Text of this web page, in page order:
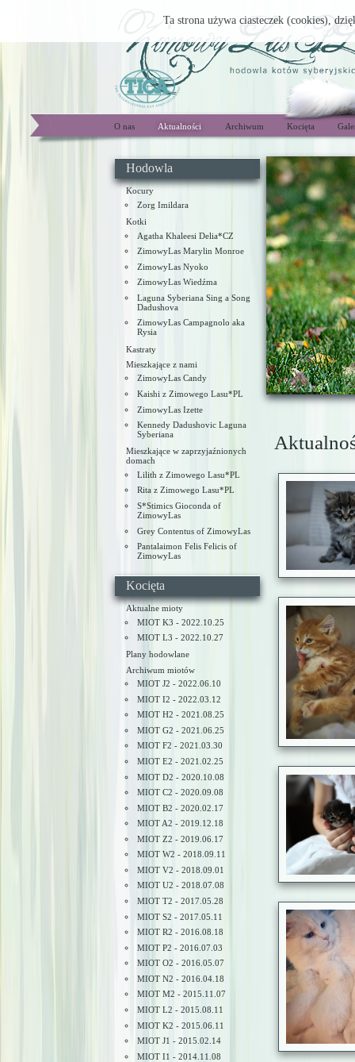
O nas Aktualności Archiwum Kocięta
Hodowla
Kocury
Zorg Imildara
Kotki
Agatha Khaleesi Delia*CZ
ZimowyLas Marylin Monroe
ZimowyLas Nyoko
ZimowyLas Wiedźma
Laguna Syberiana Sing a Song
Dadushova
ZimowyLas Campagnolo aka
Rysia
Kastraty
Mieszkające z nami
ZimowyLas Candy
Kaishi z Zimowego Lasu*PL
ZimowyLas Izette
Kennedy Dadushovic Laguna
Syberiana
Mieszkające w zaprzyjaźnionych
domach
Lilith z Zimowego Lasu*PL
Rita z Zimowego Lasu*PL
S*Stimics Gioconda of
ZimowyLas
Grey Contentus of ZimowyLas
Pantalaimon Felis Felicis of
ZimowyLas
Kocięta
Aktualne mioty
MIOT K3 - 2022.10.25
MIOT L3 - 2022.10.27
Plany hodowlane
Archiwum miotów
MIOT J2 - 2022.06.10
MIOT I2 - 2022.03.12
MIOT H2 - 2021.08.25
MIOT G2 - 2021.06.25
MIOT F2 - 2021.03.30
MIOT E2 - 2021.02.25
MIOT D2 - 2020.10.08
MIOT C2 - 2020.09.08
MIOT B2 - 2020.02.17
MIOT A2 - 2019.12.18
MIOT Z2 - 2019.06.17
MIOT W2 - 2018.09.11
MIOT V2 - 2018.09.01
MIOT U2 - 2018.07.08
MIOT T2 - 2017.05.28
MIOT S2 - 2017.05.11
MIOT R2 - 2016.08.18
MIOT P2 - 2016.07.03
MIOT O2 - 2016.05.07
MIOT N2 - 2016.04.18
MIOT M2 - 2015.11.07
MIOT L2 - 2015.08.11
MIOT K2 - 2015.06.11
MIOT J1 - 2015.02.14
MIOT I1 - 2014.11.08
Ta strona używa ciasteczek (cookies),